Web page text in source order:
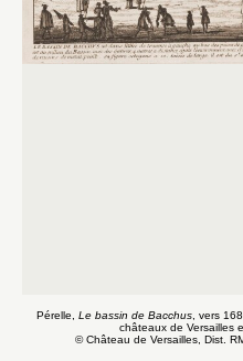
Pérelle, Le bassin de Bacchus , vers
châteaux de Versailles
© Château de Versailles, Dist.